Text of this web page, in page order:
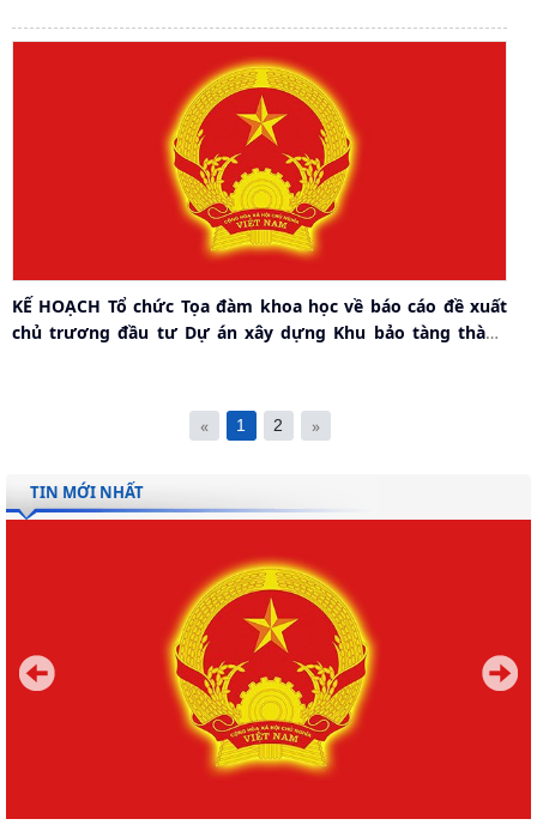
KẾ HOẠCH Tổ chức Tọa đàm khoa học về báo cáo đề xuất
chủ trương đầu tư Dự án xây dựng Khu bảo tàng thành
« 1 2 »
TIN MỚI NHẤT